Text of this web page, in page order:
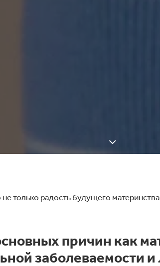
только радость будущего
причин как
заболеваемости и